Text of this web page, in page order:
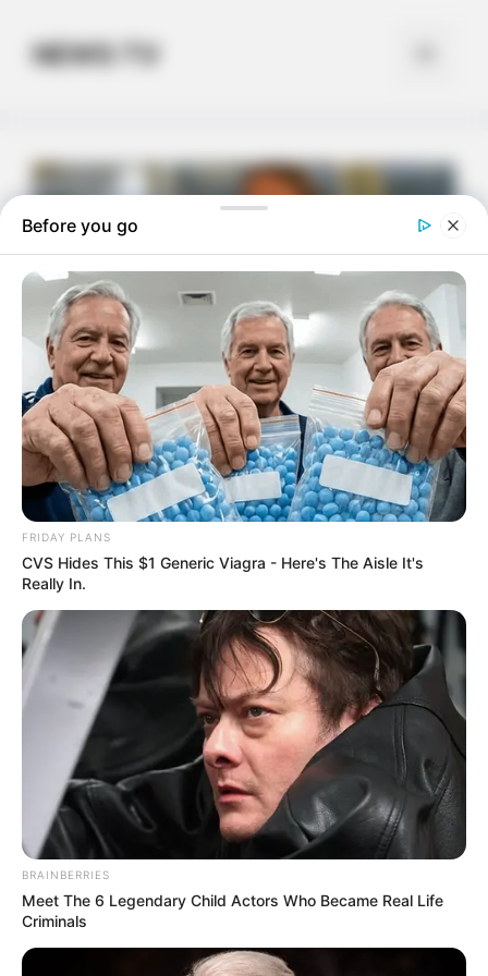
contentNEWS TV
Mariés au premier
regard : Margaux
avoue enfin à
Christophe les
véritables raisons
de son blocage
Before you go
FRIDAY PLANS
CVS Hides This $1 Generic Viagra - Here's The Aisle It's
Really In.
BRAINBERRIES
Meet The 6 Legendary Child Actors Who Became Real Life
Criminals